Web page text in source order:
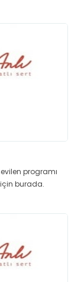
programı
burada.